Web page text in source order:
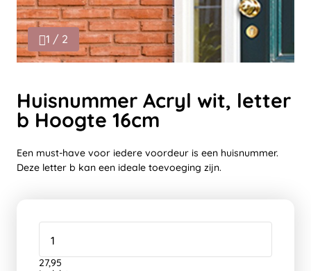
1 / 2
Huisnummer Acryl wit, letter
b Hoogte 16cm
Een must-have voor iedere voordeur is een huisnummer.
Deze letter b kan een ideale toevoeging zijn.
27,95